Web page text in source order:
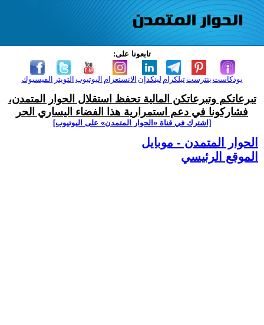
تابعونا على:
الفيسبوك التويتر اليوتيوب الانستغرام لينكدإن تيلكرامبنترست بودكاست
تبرعاتكم وتبرعاتكن المالية تحفظ استقلال الحوار المتمدن،
فشاركونا في دعم استمرارية هذا الفضاء اليساري الحر
[اشترك في قناة ‫«الحوار المتمدن» على اليوتيوب]
الحوار المتمدن - موبايل
الموقع الرئيسي